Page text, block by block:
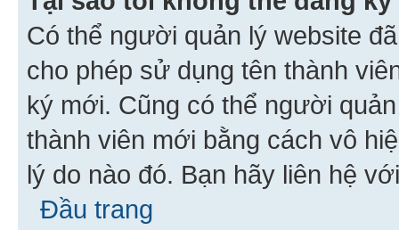
Có thể người quản lý website
cho phép sử dụng tên thành
ký mới. Cũng có thể người
thành viên mới bằng cách vô
lý do nào đó. Bạn hãy liên hệ
Đầu trang